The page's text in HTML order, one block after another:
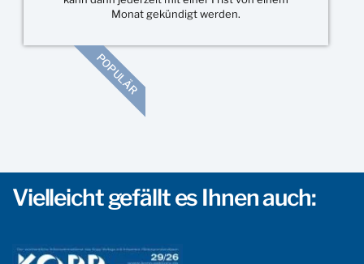
Monat gekündigt werden.
POPULÄR
Vielleicht gefällt es Ihnen auch: